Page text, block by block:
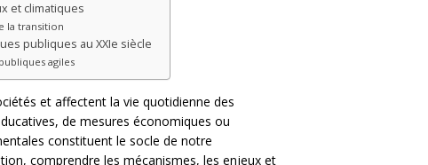
et climatiques
la transition
publiques au XXIe siècle
agiles
et affectent la vie quotidienne des
de mesures économiques ou
constituent le socle de notre
comprendre les mécanismes, les enjeux et